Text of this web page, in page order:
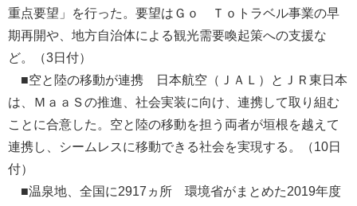
重点要望」を行った。要望はＧｏ Ｔｏトラベル事業の早
期再開や、地方自治体による観光需要喚起策への支援な
ど。（3日付）
■空と陸の移動が連携 日本航空（ＪＡＬ）とＪＲ東日本
は、ＭａａＳの推進、社会実装に向け、連携して取り組む
ことに合意した。空と陸の移動を担う両者が垣根を越えて
連携し、シームレスに移動できる社会を実現する。（10日
付）
■温泉地、全国に2917ヵ所 環境省がまとめた2019年度